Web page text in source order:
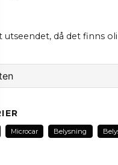
då det finns
Microcar Belysning